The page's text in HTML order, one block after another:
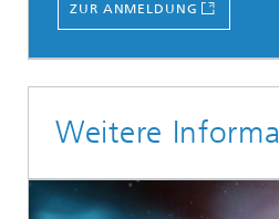
ZUR ANMELDUNG
Weitere